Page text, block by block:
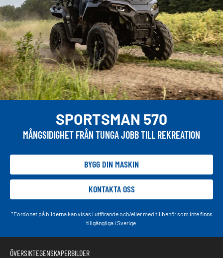
SPORTSMAN 570
MÅNGSIDIGHET FRÅN TUNGA JOBB TILL REKREATION
BYGG DIN MASKIN
KONTAKTA OSS
*Fordonet på bilderna kan visas i utförande och/eller med tillbehör som inte finns
tillgängliga i Sverige.
ÖVERSIKTEGENSKAPERBILDER